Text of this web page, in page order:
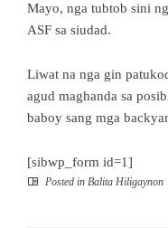
Mayo, nga tubtob sini
ASF sa siudad.
Liwat na nga gin
agud maghanda sa
baboy sang mga
[sibwp_form id=1]
Posted in Balita Hiligaynon